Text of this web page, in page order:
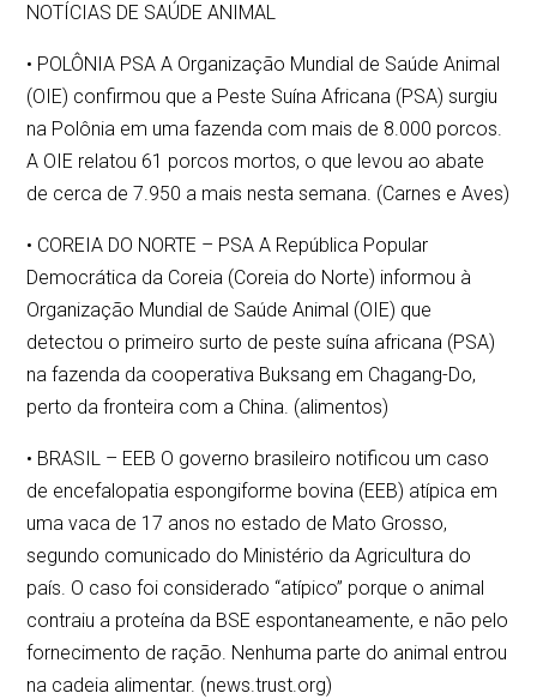
NOTÍCIAS DE SAÚDE ANIMAL
• POLÔNIA PSA A Organização Mundial de Saúde Animal
(OIE) confirmou que a Peste Suína Africana (PSA) surgiu
na Polônia em uma fazenda com mais de 8.000 porcos.
A OIE relatou 61 porcos mortos, o que levou ao abate
de cerca de 7.950 a mais nesta semana. (Carnes e Aves)
• COREIA DO NORTE – PSA A República Popular
Democrática da Coreia (Coreia do Norte) informou à
Organização Mundial de Saúde Animal (OIE) que
detectou o primeiro surto de peste suína africana (PSA)
na fazenda da cooperativa Buksang em Chagang-Do,
perto da fronteira com a China. (alimentos)
• BRASIL – EEB O governo brasileiro notificou um caso
de encefalopatia espongiforme bovina (EEB) atípica em
uma vaca de 17 anos no estado de Mato Grosso,
segundo comunicado do Ministério da Agricultura do
país. O caso foi considerado “atípico” porque o animal
contraiu a proteína da BSE espontaneamente, e não pelo
fornecimento de ração. Nenhuma parte do animal entrou
na cadeia alimentar. (news.trust.org)